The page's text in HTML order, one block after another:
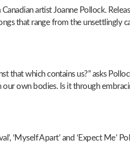
artist Joanne Pollock.
that range from the unsettlingly
that which contains us?” asks
our own bodies. Is it through
‘Myself Apart’ and ‘Expect Me’